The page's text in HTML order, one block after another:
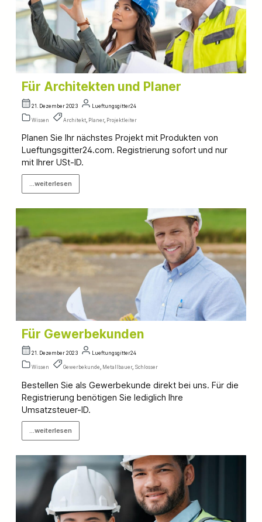
Für Architekten und Planer
21. Dezember 2023 Lueftungsgitter24
Wissen Architekt, Planer, Projektleiter
Planen Sie Ihr nächstes Projekt mit Produkten von
Lueftungsgitter24.com. Registrierung sofort und nur
mit Ihrer USt-ID.
...weiterlesen
Für Gewerbekunden
21. Dezember 2023 Lueftungsgitter24
Wissen Gewerbekunde Metallbauer, Schlosser
Bestellen Sie als Gewerbekunde direkt bei uns. Für die
Registrierung benötigen Sie lediglich Ihre
Umsatzsteuer-ID.
...weiterlesen